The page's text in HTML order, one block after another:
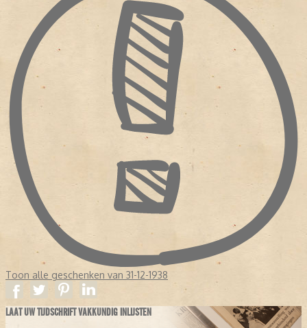
Toon alle geschenken van 31-12-1938
LAAT UW TIJDSCHRIFT VAKKUNDIG INLIJSTEN